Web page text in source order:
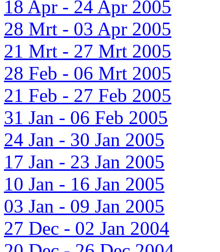
18 Apr - 24 Apr 2005
28 Mrt - 03 Apr 2005
21 Mrt - 27 Mrt 2005
28 Feb - 06 Mrt 2005
21 Feb - 27 Feb 2005
31 Jan - 06 Feb 2005
24 Jan - 30 Jan 2005
17 Jan - 23 Jan 2005
10 Jan - 16 Jan 2005
03 Jan - 09 Jan 2005
27 Dec - 02 Jan 2004